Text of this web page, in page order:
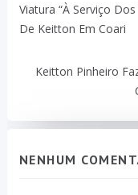
Viatura “à Serviço
De Keitton Em Coari
Keitton Pinheiro
NENHUM